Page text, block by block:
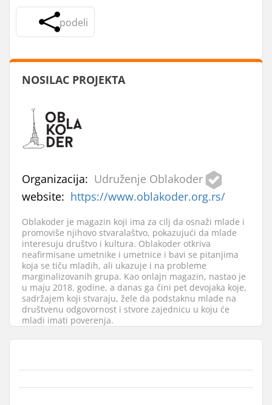
podeli
NOSILAC PROJEKTA
Organizacija: Udruženje Oblakoder
website: https://www.oblakoder.org.rs/
Oblakoder je magazin koji ima za cilj da osnaži mlade i
promoviše njihovo stvaralaštvo, pokazujući da mlade
interesuju društvo i kultura. Oblakoder otkriva
neafirmisane umetnike i umetnice i bavi se pitanjima
koja se tiču mladih, ali ukazuje i na probleme
marginalizovanih grupa. Kao onlajn magazin, nastao je
u maju 2018. godine, a danas ga čini pet devojaka koje,
sadržajem koji stvaraju, žele da podstaknu mlade na
društvenu odgovornost i stvore zajednicu u koju će
mladi imati poverenja.